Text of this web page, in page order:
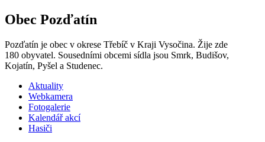
Obec Pozďatín
Pozďatín je obec v okrese Třebíč v Kraji Vysočina. Žije zde
180 obyvatel. Sousedními obcemi sídla jsou Smrk, Budišov,
Kojatín, Pyšel a Studenec.
Aktuality
Webkamera
Fotogalerie
Kalendář akcí
Hasiči